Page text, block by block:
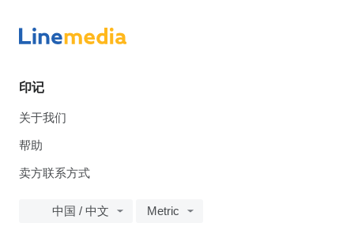
印记
关于我们
帮助
卖方联系方式
中国 / 中文 Metric